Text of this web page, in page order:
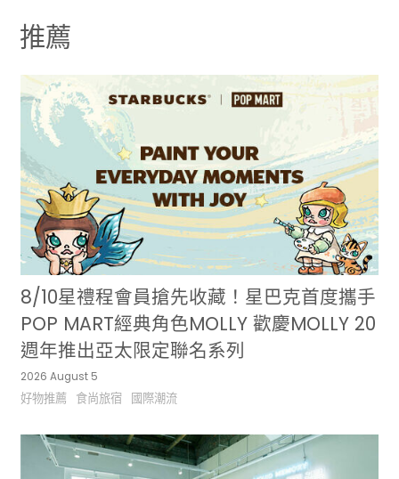
推薦
8/10星禮程會員搶先收藏！星巴克首度攜手
POP MART經典角色MOLLY 歡慶MOLLY 20
週年推出亞太限定聯名系列
2026 August 5
好物推薦 食尚旅宿 國際潮流